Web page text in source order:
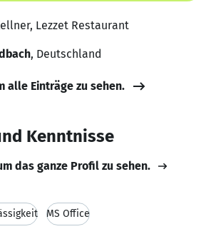
Lezzet Restaurant
, Deutschland
alle Einträge zu sehen.
Kenntnisse
das ganze Profil zu sehen.
MS Office